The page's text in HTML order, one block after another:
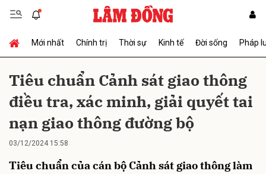
Mới nhất Chính trị Thời sự Kinh tế Đời sống Pháp
Tiêu chuẩn Cảnh sát giao thông
điều tra, xác minh, giải quyết tai
nạn giao thông đường bộ
03/12/2024 15:58
Tiêu chuẩn của cán bộ Cảnh sát giao thông làm
Gửi bình luận